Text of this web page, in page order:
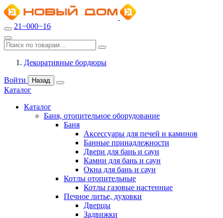
21−000−16
Декоративные бордюры
Войти Назад
Каталог
Каталог
Баня, отопительное оборудование
Баня
Аксессуары для печей и каминов
Банные принадлежности
Двери для бань и саун
Камни для бань и саун
Окна для бань и саун
Котлы отопительные
Котлы газовые настенные
Печное литье, духовки
Дверцы
Задвижки